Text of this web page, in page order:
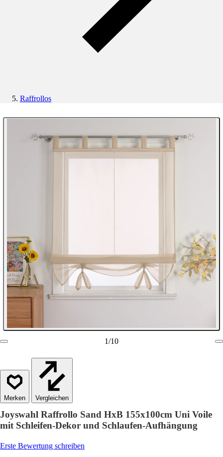
Raffrollos
1/10
Vergleichen
Joyswahl Raffrollo Sand HxB 155x100cm Uni Voile
mit Schleifen-Dekor und Schlaufen-Aufhängung​
Erste Bewertung schreiben